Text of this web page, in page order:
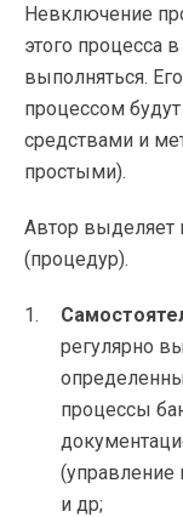
Невключение
этого процесса
выполняться.
процессом
средствами и
простыми).
Автор выделяет
(процедур).
регулярно
процессы
(управление
и др;